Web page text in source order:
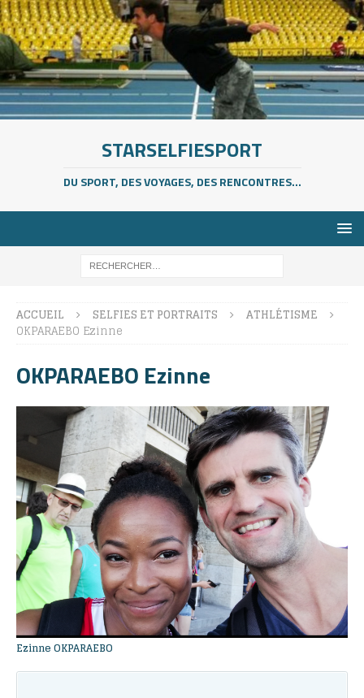
STARSELFIESPORT
DU SPORT, DES VOYAGES, DES RENCONTRES...
ACCUEIL SELFIES ET PORTRAITS
ATHLÉTISME
OKPARAEBO Ezinne
OKPARAEBO Ezinne
Ezinne OKPARAEBO